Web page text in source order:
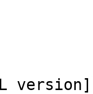
version]